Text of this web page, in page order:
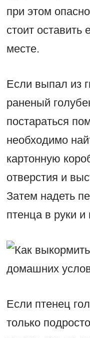
при этом
стоит оставить
месте.
Если выпал из
раненый
постараться
необходимо
картонную
отверстия и
Затем надеть
птенца в руки и
Если птенец
только